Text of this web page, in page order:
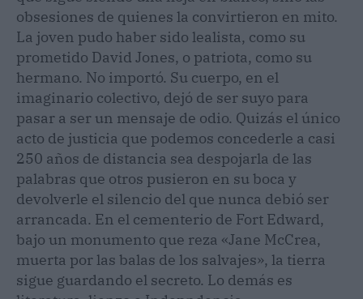
obsesiones de quienes la convirtieron en mito.
La joven pudo haber sido lealista, como su
prometido David Jones, o patriota, como su
hermano. No importó. Su cuerpo, en el
imaginario colectivo, dejó de ser suyo para
pasar a ser un mensaje de odio. Quizás el único
acto de justicia que podemos concederle a casi
250 años de distancia sea despojarla de las
palabras que otros pusieron en su boca y
devolverle el silencio del que nunca debió ser
arrancada. En el cementerio de Fort Edward,
bajo un monumento que reza «Jane McCrea,
muerta por las balas de los salvajes», la tierra
sigue guardando el secreto. Lo demás es